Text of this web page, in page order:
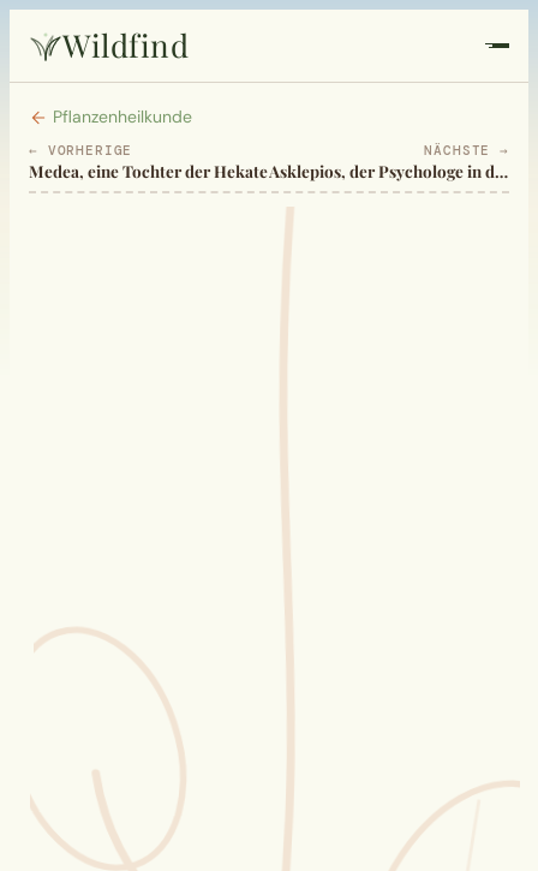
Wildfind
Startseite
Pflanzen
Sammelkalender
Blüten-Finder
Phänologie-Radar
Vogelstimmen
Pflanzenheilkunde
← VORHERIGE
Medea, eine Tochter der Hekate
NÄCHSTE →
Asklepios, der Psychologe in der Heilkunst